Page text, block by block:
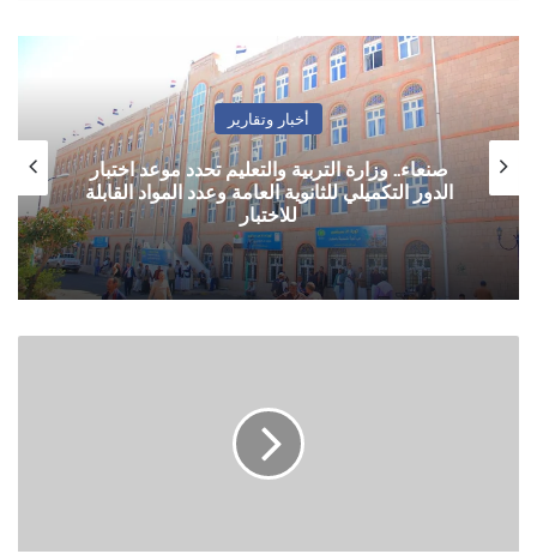
أخبار وتقارير
صنعاء.. وزارة التربية والتعليم تحدد موعد اختبار
الدور التكميلي للثانوية العامة وعدد المواد القابلة
للاختبار
مايو